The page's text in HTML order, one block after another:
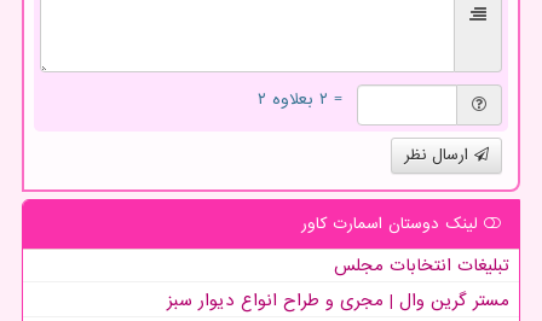
= ۲ بعلاوه ۲
ارسال نظر
لینک دوستان اسمارت كاور
تبلیغات انتخابات مجلس
مستر گرین وال | مجری و طراح انواع دیوار سبز